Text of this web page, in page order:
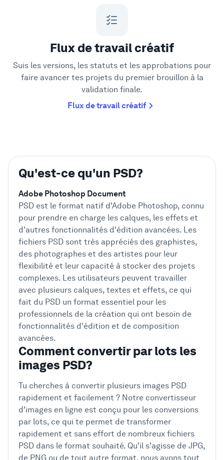
Flux de travail créatif
Suis les versions, les statuts et les approbations pour
faire avancer tes projets du premier brouillon à la
validation finale.
Flux de travail créatif
Qu'est-ce qu'un PSD?
Adobe Photoshop Document
PSD est le format natif d'Adobe Photoshop, connu
pour prendre en charge les calques, les effets et
d'autres fonctionnalités d'édition avancées. Les
fichiers PSD sont très appréciés des graphistes,
des photographes et des artistes pour leur
flexibilité et leur capacité à stocker des projets
complexes. Les utilisateurs peuvent travailler
avec plusieurs calques, textes et effets, ce qui
fait du PSD un format essentiel pour les
professionnels de la création qui ont besoin de
fonctionnalités d'édition et de composition
avancées.
Comment convertir par lots les
images PSD?
Tu cherches à convertir plusieurs images PSD
rapidement et facilement ? Notre convertisseur
d'images en ligne est conçu pour les conversions
par lots, ce qui te permet de transformer
rapidement et sans effort de nombreux fichiers
PSD dans le format souhaité. Qu'il s'agisse de JPG,
de PNG ou de tout autre format, nous avons tout